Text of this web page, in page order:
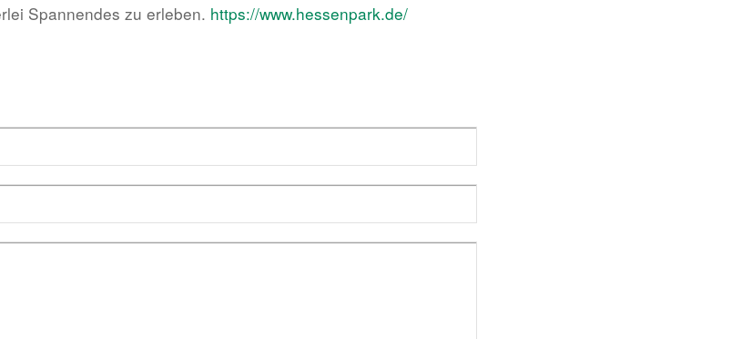
Spannendes zu erleben. https://www.hessenpark.de/